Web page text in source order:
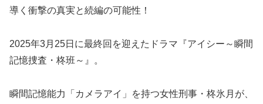
導く衝撃の真実と続編の可能性！
2025年3月25日に最終回を迎えたドラマ『アイシー～瞬間
記憶捜査・柊班～』。
瞬間記憶能力「カメラアイ」を持つ女性刑事・柊氷月が、